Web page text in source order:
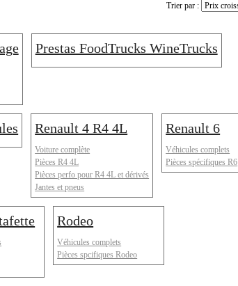
Trier par :
Prestas FoodTrucks WineTrucks
Renault 4 R4 4L
Voiture complète
Pièces R4 4L
Pièces perfo pour R4 4L et dérivés
Jantes et pneus
Renault 6
Véhicules complets
Pièces spécifiques R6
Rodeo
Véhicules complets
Pièces spcifiques Rodeo